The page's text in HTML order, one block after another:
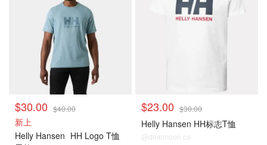
$30.00 $40.00
新上
Helly Hansen HH Logo T恤
$23.00 $30.00
Helly Hansen HH标志T恤
@dealmoon.ca